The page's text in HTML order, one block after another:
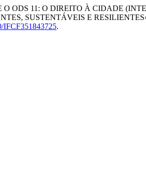
O ODS 11: O DIREITO À CIDADE
SUSTENTÁVEIS E
IFCF351843725.